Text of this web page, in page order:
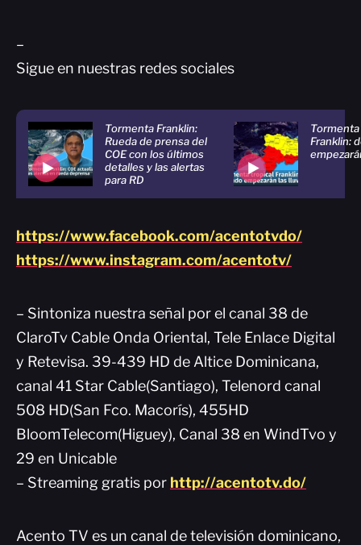
–
Sigue en nuestras redes sociales
Tormenta Franklin:
Rueda de prensa del
COE con los últimos
detalles y las alertas
para RD
Franklin:
https://www.facebook.com/acentotvdo/
https://www.instagram.com/acentotv/
– Sintoniza nuestra señal por el canal 38 de
ClaroTv Cable Onda Oriental, Tele Enlace Digital
y Retevisa. 39-439 HD de Altice Dominicana,
canal 41 Star Cable(Santiago), Telenord canal
508 HD(San Fco. Macorís), 455HD
BloomTelecom(Higuey), Canal 38 en WindTvo y
29 en Unicable
– Streaming gratis por http://acentotv.do/
Acento TV es un canal de televisión dominicano,